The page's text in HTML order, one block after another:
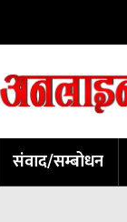
संवाद/सम्बोधन